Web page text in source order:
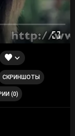
СКРИНШОТЫ
(0)